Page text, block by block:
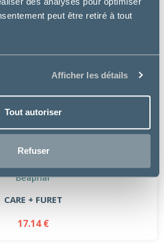
peut être retiré à tout
Afficher les détails
Tout autoriser
Refuser
Beaphar
CARE + FURET
17.14 €